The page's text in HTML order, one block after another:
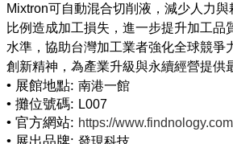
Mixtron可自動混合切削液，減少人力
比例造成加工損失，進一步提升加工品
水準，協助台灣加工業者強化全球競爭
• 展館地點: 南港一館
• 攤位號碼: L007
• 官方網站: https://
發現科技